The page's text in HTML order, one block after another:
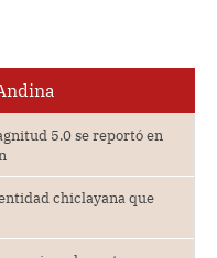
5.0 se reportó en
chiclayana que